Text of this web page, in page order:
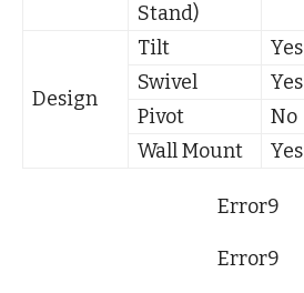
Stand)
Design
Tilt Yes
Swivel
Yes
Pivot
No
Wall Mount
Yes
Error9
Error9